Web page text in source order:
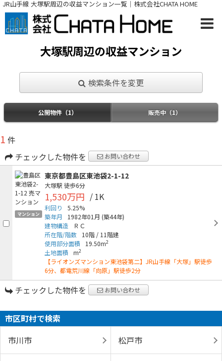
JR山手線 大塚駅周辺の収益マンション一覧｜株式会社CHATA HOME
大塚駅周辺の収益マンション
検索条件を変更
公開物件（1） 販売中（1）
1 件
チェックした物件を
お問い合わせ
マンション
東京都豊島区東池袋2-1-12
大塚駅 徒歩6分
1,530万円 / 1K
利回り
5.25%
築年月
1982年01月 (築44年)
建物構造
ＲＣ
所在階/階数
10階 / 11階建
使用部分面積
19.50m2
土地面積 m2
【ライオンズマンション東池袋第二】JR山手線「大塚」駅徒歩
6分、都電荒川線「向原」駅徒歩2分
チェックした物件を お問い合わせ
市区町村で検索
市川市
松戸市